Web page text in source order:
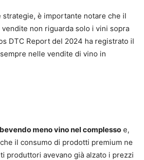
strategie, è importante notare che il
non riguarda solo i vini sopra
DTC Report del 2024 ha registrato il
nelle vendite di vino in
meno vino nel complesso e,
il consumo di prodotti premium ne
produttori avevano già alzato i prezzi